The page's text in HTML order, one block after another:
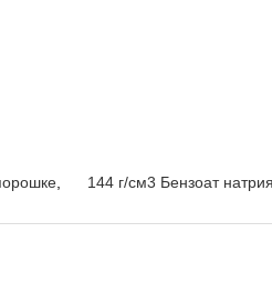
144 г/см3 Бензоат